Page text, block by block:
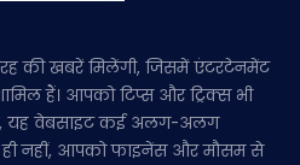
की खबरें मिलेंगी, जिसमें एंटरटेनमेंट
हैं। आपको टिप्स और ट्रिक्स भी
यह वेबसाइट कई अलग-अलग
ही नहीं, आपको फाइनेंस और मौसम से